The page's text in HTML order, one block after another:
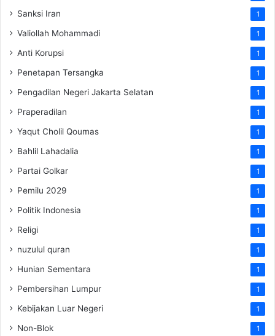
Sanksi Iran 1
Valiollah Mohammadi 1
Anti Korupsi 1
Penetapan Tersangka 1
Pengadilan Negeri Jakarta Selatan 1
Praperadilan 1
Yaqut Cholil Qoumas 1
Bahlil Lahadalia 1
Partai Golkar 1
Pemilu 2029 1
Politik Indonesia 1
Religi 1
nuzulul quran 1
Hunian Sementara 1
Pembersihan Lumpur 1
Kebijakan Luar Negeri 1
Non-Blok 1